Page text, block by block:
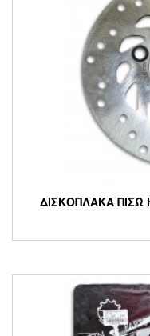
ΔΙΣΚΟΠΛΑΚΑ ΠΙΣΩ